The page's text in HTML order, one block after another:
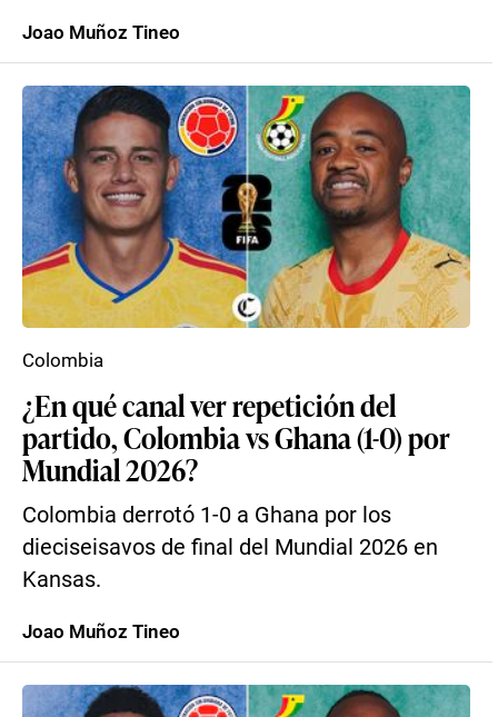
Joao Muñoz Tineo
¿En qué canal ver repetición del
partido, Colombia vs Ghana (1-0) por
Mundial 2026?
Colombia derrotó 1-0 a Ghana por los
dieciseisavos de final del Mundial 2026 en
Kansas.
Colombia
Joao Muñoz Tineo